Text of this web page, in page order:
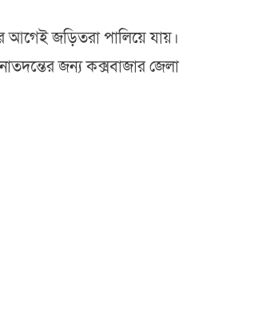
জড়িতরা পালিয়ে যায়।
জন্য কক্সবাজার জেলা